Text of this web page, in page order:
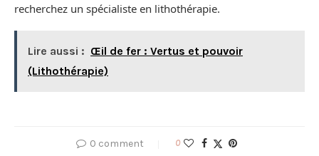
recherchez un spécialiste en lithothérapie.
Lire aussi : Œil de fer : Vertus et pouvoir
(Lithothérapie)
0 comment 0